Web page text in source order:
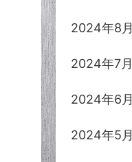
2024年8月
2024年7月
2024年6月
2024年5月